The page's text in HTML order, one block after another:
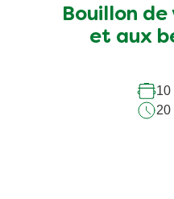
Bouillon
et aux
10
20